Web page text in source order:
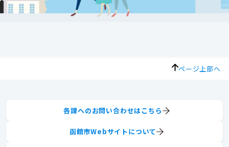
ページ上部へ
各課へのお問い合わせはこちら
函館市Webサイトについて